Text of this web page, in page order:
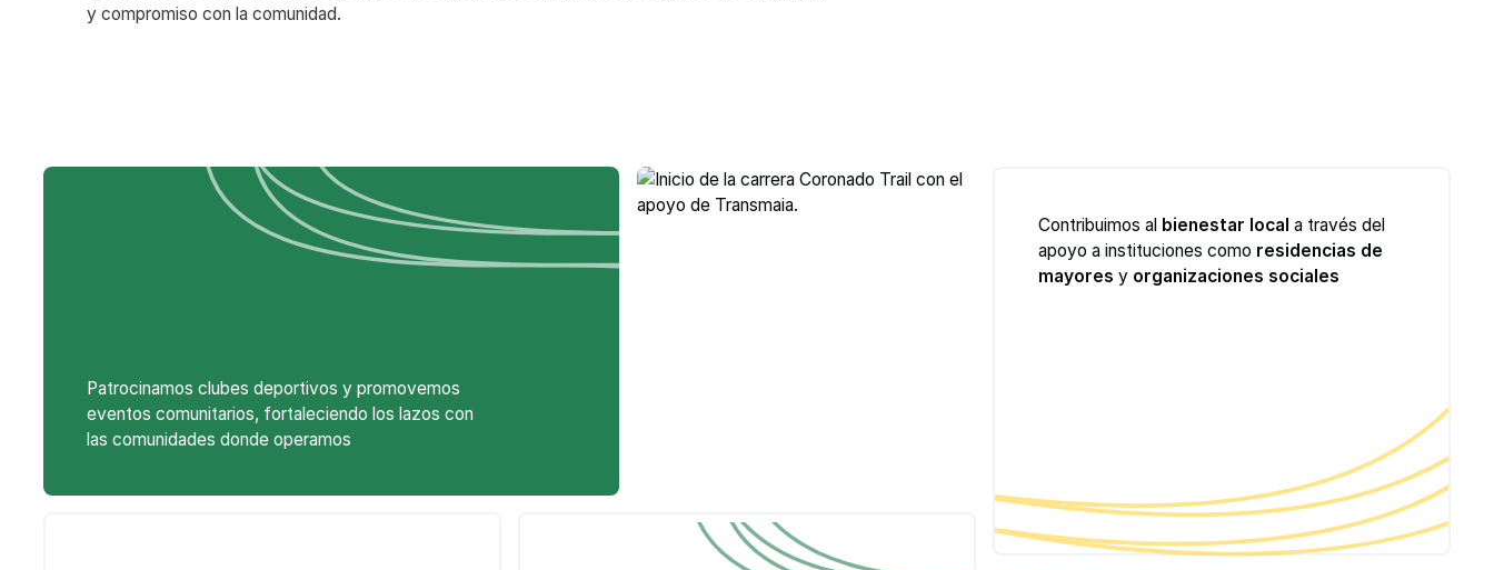
y compromiso con la comunidad.
Patrocinamos clubes deportivos y promovemos
eventos comunitarios, fortaleciendo los lazos con
las comunidades donde operamos
Contribuimos al bienestar local a través del
apoyo a instituciones como residencias de
mayores y organizaciones sociales